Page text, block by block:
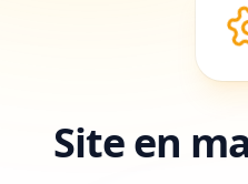
Site en